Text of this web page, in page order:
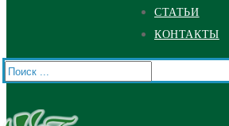
СТАТЬИ
КОНТАКТЫ
Найти: